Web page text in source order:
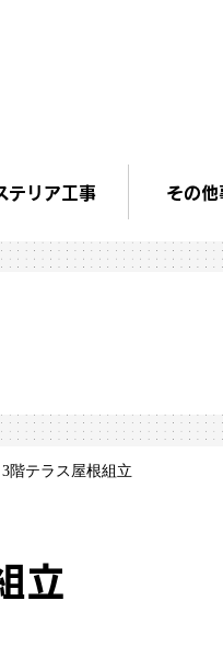
テリア工事 その
3階テラス屋根組立
立